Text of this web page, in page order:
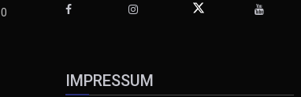
IMPRESSUM